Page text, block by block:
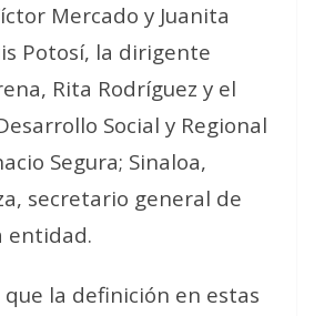
Mercado y Juanita
Potosí, la dirigente
Rita Rodríguez y el
Social y Regional
Segura; Sinaloa,
secretario general de
entidad.
la definición en estas